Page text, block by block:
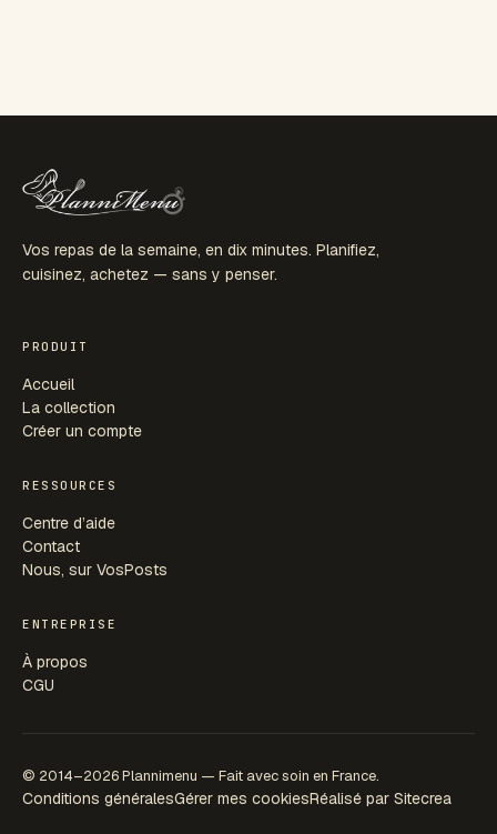
Vos repas de la semaine, en dix minutes. Planifiez,
cuisinez, achetez — sans y penser.
PRODUIT
Accueil
La collection
Créer un compte
RESSOURCES
Centre d’aide
Contact
Nous, sur VosPosts
ENTREPRISE
À propos
CGU
© 2014–2026 Plannimenu — Fait avec soin en France.
Conditions généralesGérer mes cookiesRéalisé par Sitecrea